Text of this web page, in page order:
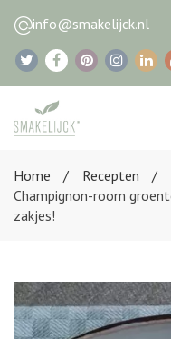
info@smakelijck.nl
Home
Recepten
Champignon-room
zakjes!